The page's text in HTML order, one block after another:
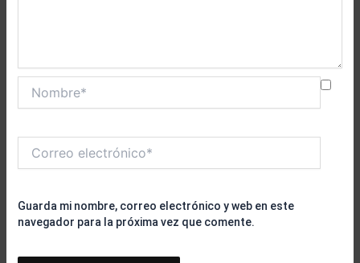
electrónico*
Guarda mi nombre, correo electrónico y web en este
navegador para la próxima vez que comente.